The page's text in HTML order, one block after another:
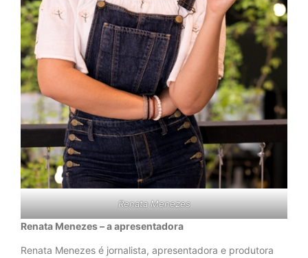
Renata Menezes
Renata Menezes – a apresentadora
Renata Menezes é jornalista, apresentadora e produtora